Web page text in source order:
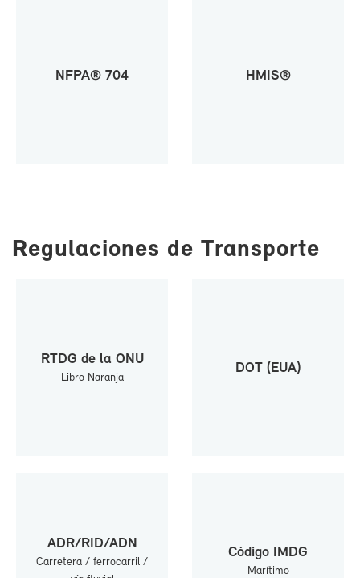
NF­PA® 704 HMIS®
Re­gu­la­cio­nes de Trans­por­te
RTDG de la ONU
Li­bro Na­ran­ja
DOT (EUA)
ADR/RID/ADN
Ca­rre­te­ra / fe­rro­ca­rril /
Có­di­go IMDG
Ma­rí­ti­mo